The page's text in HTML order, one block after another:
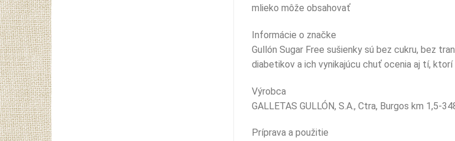
mlieko môže obsahovať
Informácie o značke
Gullón Sugar Free sušienky sú bez cukru, bez
diabetikov a ich vynikajúcu chuť ocenia aj tí,
Výrobca
GALLETAS GULLÓN, S.A., Ctra, Burgos km 1,5-
Príprava a použitie